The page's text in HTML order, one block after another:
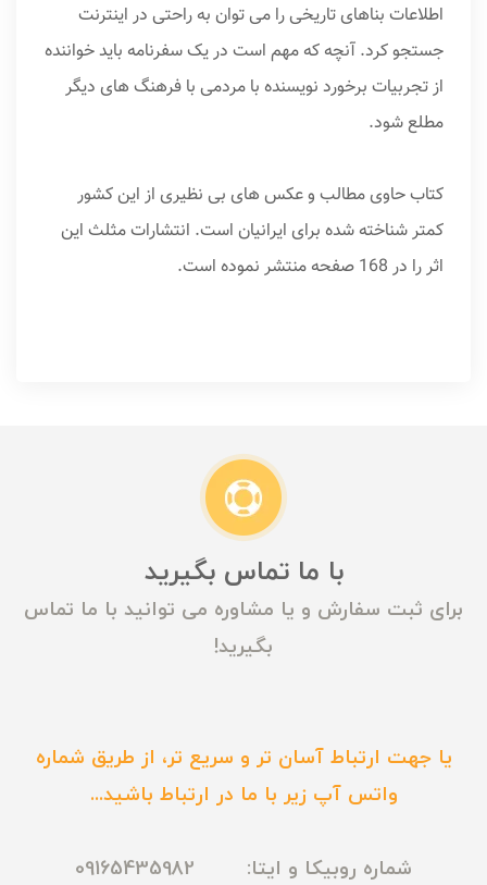
اطلاعات بناهای تاریخی را می توان به راحتی در اینترنت
جستجو کرد. آنچه که مهم است در یک سفرنامه باید خواننده
از تجربیات برخورد نویسنده با مردمی با فرهنگ های دیگر
مطلع شود.
کتاب حاوی مطالب و عکس های بی نظیری از این کشور
کمتر شناخته شده برای ایرانیان است. انتشارات مثلث این
اثر را در 168 صفحه منتشر نموده است.
با ما تماس بگیرید
برای ثبت سفارش و یا مشاوره می توانید با ما تماس
بگیرید!
یا جهت ارتباط آسان تر و سریع تر، از طریق شماره
واتس آپ زیر با ما در ارتباط باشید...
شماره روبیکا و ایتا: 09165435982